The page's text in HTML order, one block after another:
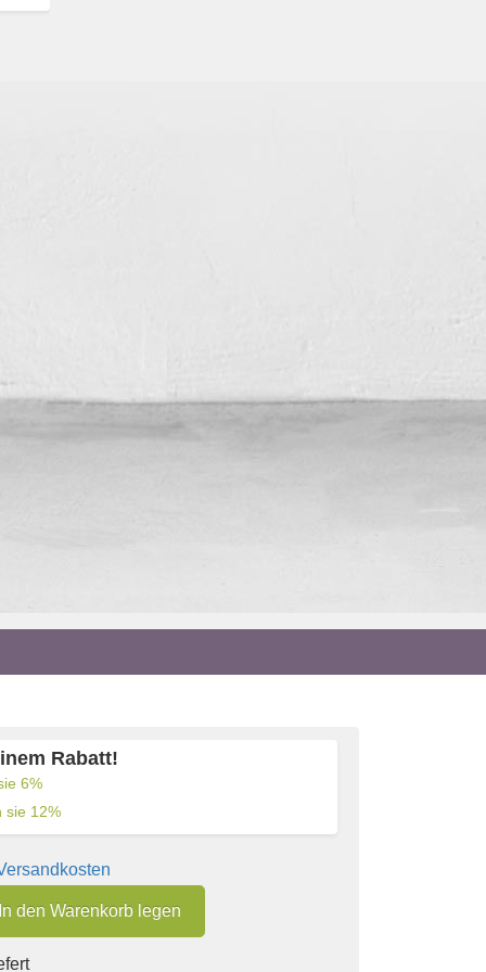
Rabatt!
6%
sie 12%
den Warenkorb legen